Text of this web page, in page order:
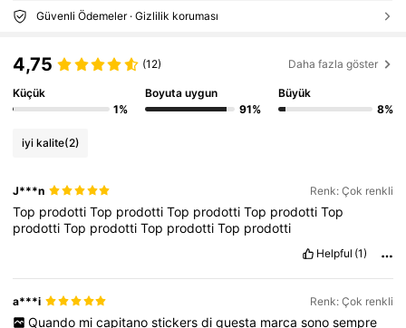
Güvenli Ödemeler · Gizlilik koruması
4,75 (12) Daha fazla göster
Küçük
1%
Boyuta uygun
91%
Büyük
8%
iyi kalite(2)
J***n Renk: Çok renkli
Top prodottiTop prodottiTop prodottiTop prodottiTop
prodottiTop prodottiTop prodottiTop prodotti
Helpful (1)
a***i Renk: Çok renkli
Quando mi capitano stickers di questa marca sono sempre